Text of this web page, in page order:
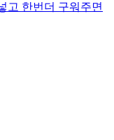
고 한번더 구워주면